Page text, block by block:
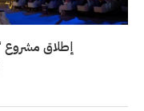
إطلاق مشروع